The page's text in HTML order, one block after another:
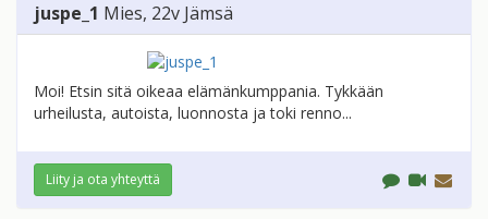
juspe_1 Mies, 22v Jämsä
Moi! Etsin sitä oikeaa elämänkumppania. Tykkään
urheilusta, autoista, luonnosta ja toki renno...
Liity ja ota yhteyttä